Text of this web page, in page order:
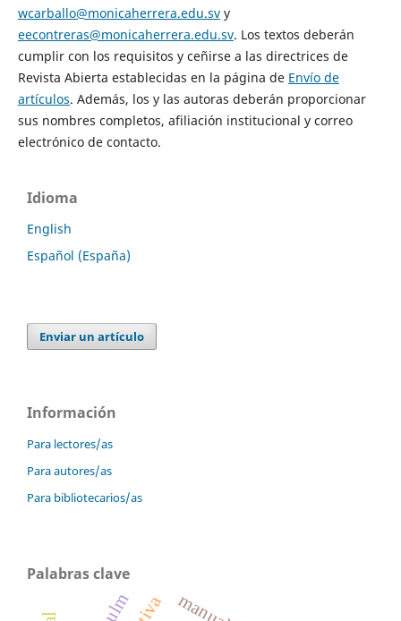
wcarballo@monicaherrera.edu.svy
eecontreras@monicaherrera.edu.sv. Los textos deberán
cumplir con los requisitos y ceñirse a las directrices de
Revista Abierta establecidas en la página de Envío de
artículos. Además, los y las autoras deberán proporcionar
sus nombres completos, afiliación institucional y correo
electrónico de contacto.
Idioma
English
Español (España)
Enviar un artículo
Información
Para lectores/as
Para autores/as
Para bibliotecarios/as
Palabras clave